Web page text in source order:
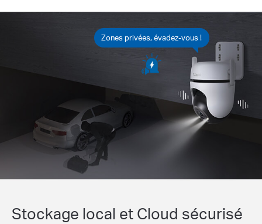
Zones privées, évadez-vous !
Stockage local et Cloud sécurisé